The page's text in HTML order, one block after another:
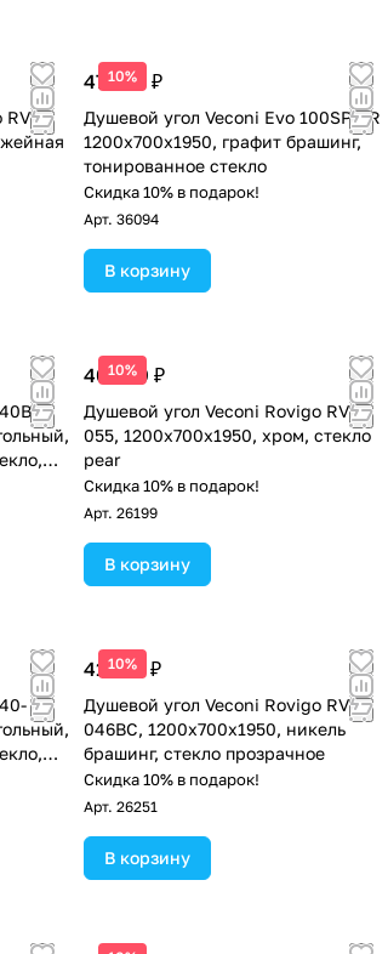
RV-
10%
47 445 ₽
Душевой угол Veconi Evo 100SP GR
1200х700x1950, графит брашинг,
тонированное стекло
Скидка 10% в подарок!
Арт. 36094
В корзину
10%
40 809 ₽
Душевой угол Veconi Rovigo RV-
055, 1200х700х1950, хром, стекло
pear
Скидка 10% в подарок!
Арт. 26199
В корзину
10%
41 794 ₽
Душевой угол Veconi Rovigo RV-
046BС, 1200х700х1950, никель
брашинг, стекло прозрачное
Скидка 10% в подарок!
Арт. 26251
В корзину